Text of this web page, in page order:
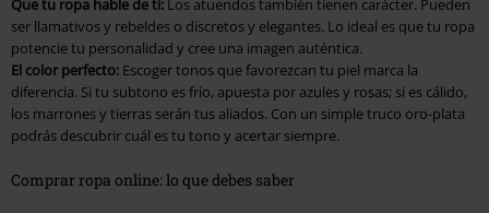
Que tu ropa hable de ti: Los atuendos también tienen carácter. Pueden
ser llamativos y rebeldes o discretos y elegantes. Lo ideal es que tu ropa
potencie tu personalidad y cree una imagen auténtica.
El color perfecto: Escoger tonos que favorezcan tu piel marca la
diferencia. Si tu subtono es frío, apuesta por azules y rosas; si es cálido,
los marrones y tierras serán tus aliados. Con un simple truco oro-plata
podrás descubrir cuál es tu tono y acertar siempre.
Comprar ropa online: lo que debes saber